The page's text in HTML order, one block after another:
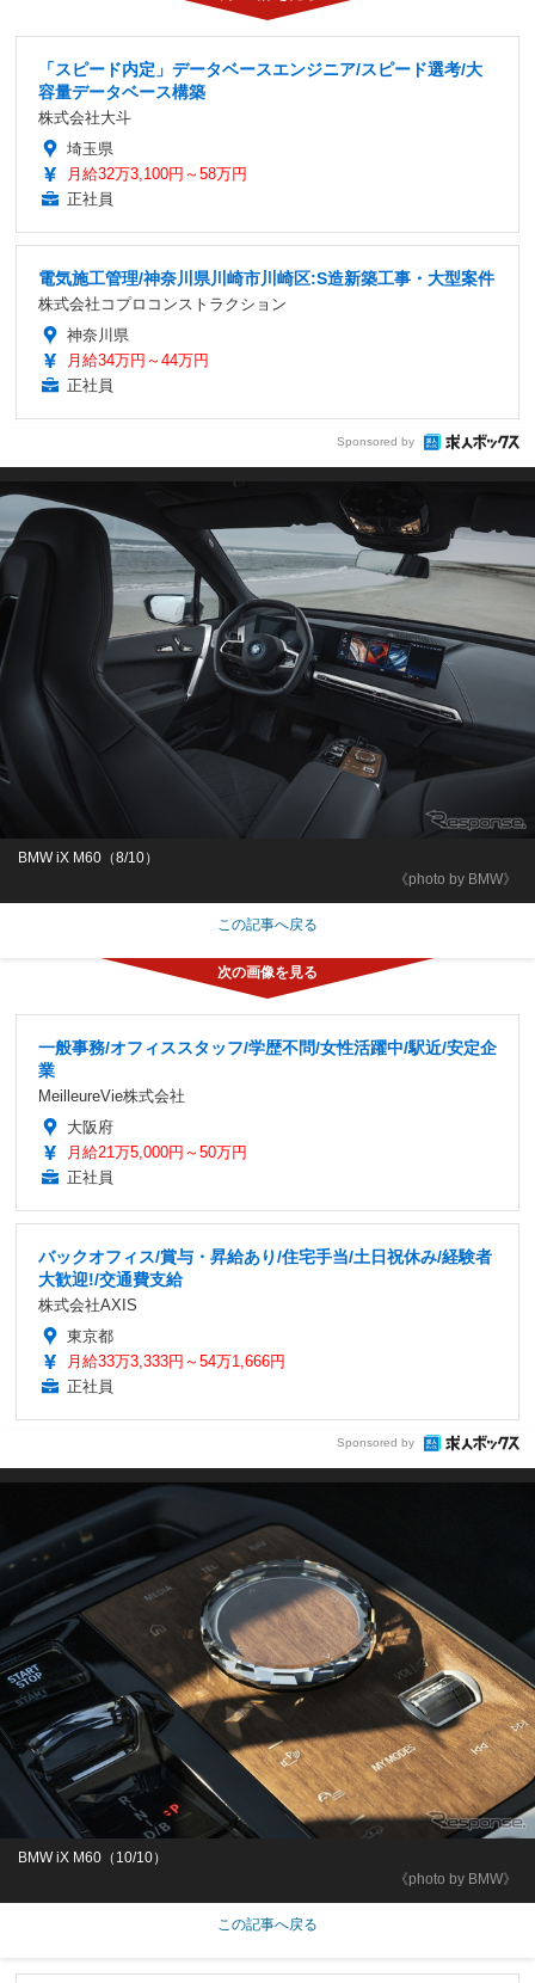
「スピード内定」データベースエンジニア/スピード選考/大
容量データベース構築
株式会社大斗
埼玉県
月給32万3,100円～58万円
正社員
電気施工管理/神奈川県川崎市川崎区:S造新築工事・大型案件
株式会社コプロコンストラクション
神奈川県
月給34万円～44万円
正社員
Sponsored by
《photo by BMW》
BMW iX M60（8/10）
この記事へ戻る
一般事務/オフィススタッフ/学歴不問/女性活躍中/駅近/安定企
業
MeilleureVie株式会社
大阪府
月給21万5,000円～50万円
正社員
バックオフィス/賞与・昇給あり/住宅手当/土日祝休み/経験者
大歓迎!/交通費支給
株式会社AXIS
東京都
月給33万3,333円～54万1,666円
正社員
Sponsored by
《photo by BMW》
BMW iX M60（10/10）
この記事へ戻る